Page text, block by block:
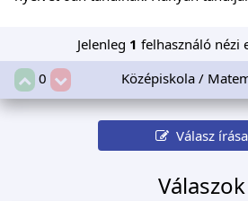
Jelenleg 1 felhasználó nézi
0
Középiskola /
Válasz írása
Válaszok